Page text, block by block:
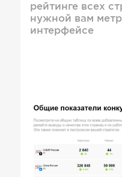
рейтинге всех
нужной вам
интерфейсе